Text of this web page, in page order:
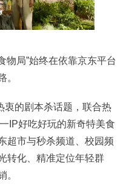
物局”始终在依靠京东平台
。
衷的剧本杀话题，联合热
IP好吃好玩的新奇特美食
超市与秒杀频道、校园频
转化、精准定位年轻群
。